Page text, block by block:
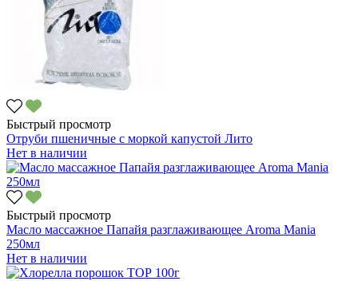
Быстрый просмотр
Отруби пшеничные с моркой капустой Лито
Нет в наличии
Быстрый просмотр
Масло массажное Папайя разглаживающее Aroma Mania
250мл
Нет в наличии